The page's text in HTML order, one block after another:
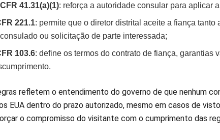
41.31(a)(1): reforça a autoridade consular para aplicar
221.1: permite que o diretor distrital aceite a fiança
ou solicitação de parte interessada;
103.6: define os termos do contrato de fiança,
refletem o entendimento do governo de que nenhum
EUA dentro do prazo autorizado, mesmo em casos de
o compromisso do visitante com o cumprimento das